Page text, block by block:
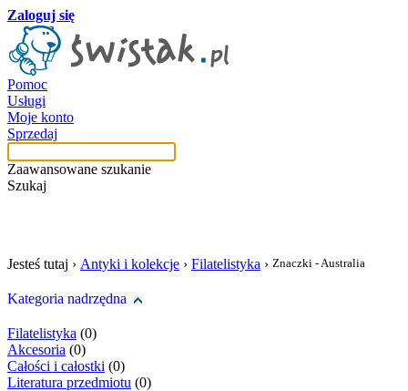
Zaloguj się
Pomoc
Usługi
Moje konto
Sprzedaj
Zaawansowane szukanie
Szukaj
Jesteś tutaj › Antyki i kolekcje › Filatelistyka › Znaczki - Australia
Kategoria nadrzędna
Filatelistyka (0)
Akcesoria (0)
Całości i całostki (0)
Literatura przedmiotu (0)